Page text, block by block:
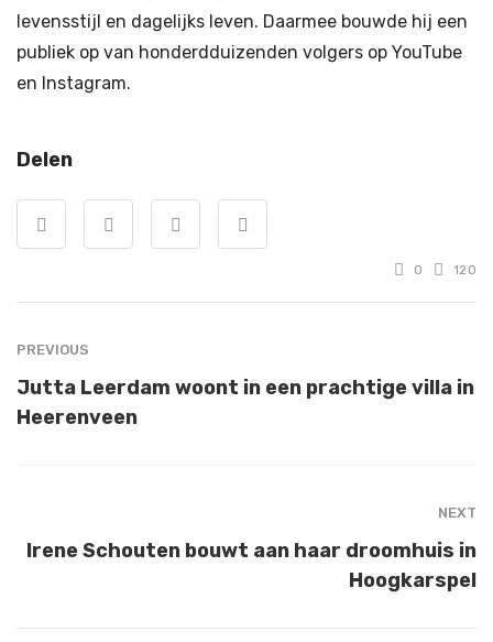
levensstijl en dagelijks leven. Daarmee bouwde hij een
publiek op van honderdduizenden volgers op YouTube
en Instagram.
Delen
0 120
PREVIOUS
Jutta Leerdam woont in een prachtige villa in
Heerenveen
NEXT
Irene Schouten bouwt aan haar droomhuis in
Hoogkarspel